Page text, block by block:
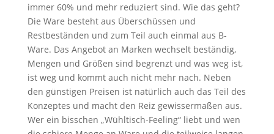
immer 60% und mehr reduziert sind. Wie das geht?
Die Ware besteht aus Überschüssen und
Restbeständen und zum Teil auch einmal aus B-
Ware. Das Angebot an Marken wechselt beständig,
Mengen und Größen sind begrenzt und was weg ist,
ist weg und kommt auch nicht mehr nach. Neben
den günstigen Preisen ist natürlich auch das Teil des
Konzeptes und macht den Reiz gewissermaßen aus.
Wer ein bisschen „Wühltisch-Feeling“ liebt und wen